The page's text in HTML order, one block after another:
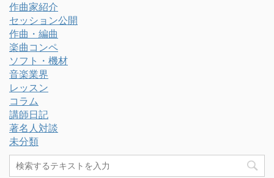
作曲家紹介
セッション公開
作曲・編曲
楽曲コンペ
ソフト・機材
音楽業界
レッスン
コラム
講師日記
著名人対談
未分類